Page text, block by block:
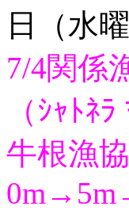
日（水
7/4関係
（ｼｬﾄﾈ
牛根漁